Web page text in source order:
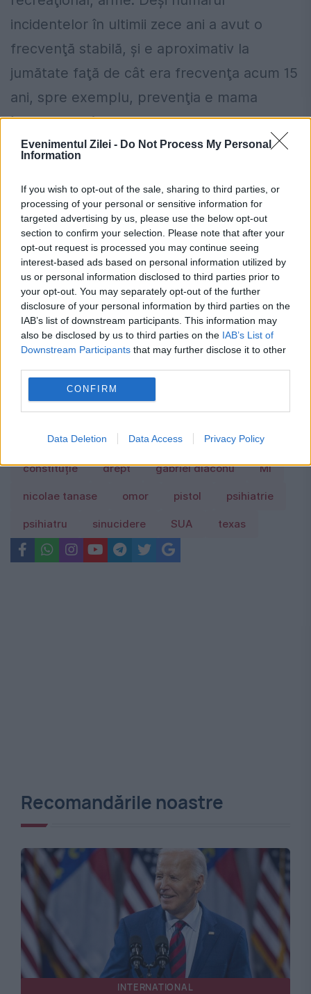
Evenimentul Zilei - Do Not Process My Personal
Information
If you wish to opt-out of the sale, sharing to third parties, or
processing of your personal or sensitive information for
targeted advertising by us, please use the below opt-out
section to confirm your selection. Please note that after your
opt-out request is processed you may continue seeing
interest-based ads based on personal information utilized by
us or personal information disclosed to third parties prior to
your opt-out. You may separately opt-out of the further
disclosure of your personal information by third parties on the
IAB’s list of downstream participants. This information may
also be disclosed by us to third parties on the IAB’s List of
Downstream Participants that may further disclose it to other
CONFIRM
Data Deletion Data Access Privacy Policy
incidentelor în ultimii zece ani a avut o
frecvenţă stabilă, şi e aproximativ la
jumătate faţă de cât era frecvenţa acum 15
ani, spre exemplu, prevenţia e mama
învăţăturii.Rigoarea cere ca, după acest
teribil incident, autorităţile statului să
moartea lui Nicolae Tănase a fost făcută
posibilă.Prin neglijenţă. Prin dezinteres.
Prin apatie birocratică.
Dr. Gabriel Diaconu este medic specialist
psihiatru
Guvernul interimar se reunește într-o
Bolojan. Ce se află pe agendă
constituție drept gabriel diaconu Mi
nicolae tanase omor pistol psihiatrie
psihiatru sinucidere SUA texas
Recomandările noastre
INTERNATIONAL